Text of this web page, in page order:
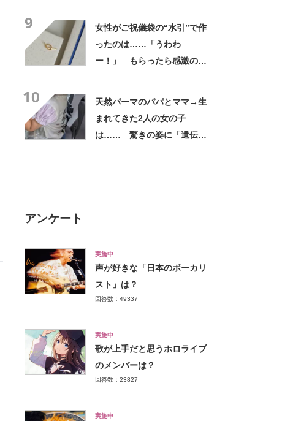
9
女性がご祝儀袋の“水引”で作
ったのは……「うわわ
ー！」 もらったら感激のデ
10
天然パーマのパパとママ→生
まれてきた2人の女の子
は…… 驚きの姿に「遺伝っ
アンケート
実施中
声が好きな「日本のボーカリ
スト」は？
回答数：49337
実施中
歌が上手だと思うホロライブ
のメンバーは？
回答数：23827
実施中